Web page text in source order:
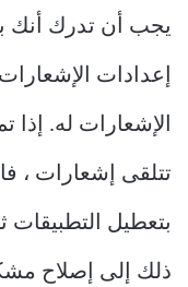
يجب أن تدرك أنك
الإشعارات له. إذا
تتلقى إشعارات ،
بتعطيل التطبيقات